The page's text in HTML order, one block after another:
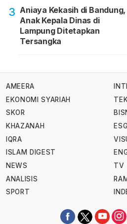
3 Aniaya Kekasih di Bandung,
Anak Kepala Dinas di
Lampung Ditetapkan
Tersangka
AMEERA
EKONOMI SYARIAH
SKOR
KHAZANAH
IQRA
ISLAM DIGEST
NEWS
ANALISIS
SPORT
TV